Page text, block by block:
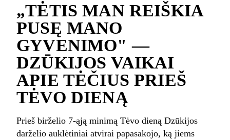
„TĖTIS MAN REIŠKIA
PUSĘ MANO
GYVENIMO" —
DZŪKIJOS VAIKAI
APIE TĖČIUS PRIEŠ
TĖVO DIENĄ
Prieš birželio 7-ąją minimą Tėvo dieną Dzūkijos
darželio auklėtiniai atvirai papasakojo, ką jiems